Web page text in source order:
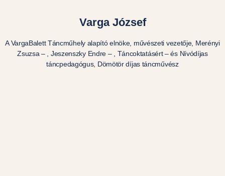
Varga József
A VargaBalett Táncműhely alapító elnöke, művészeti vezetője, Merényi
Zsuzsa – , Jeszenszky Endre – , Táncoktatásért – és Nívódíjas
táncpedagógus, Dömötör díjas táncművész